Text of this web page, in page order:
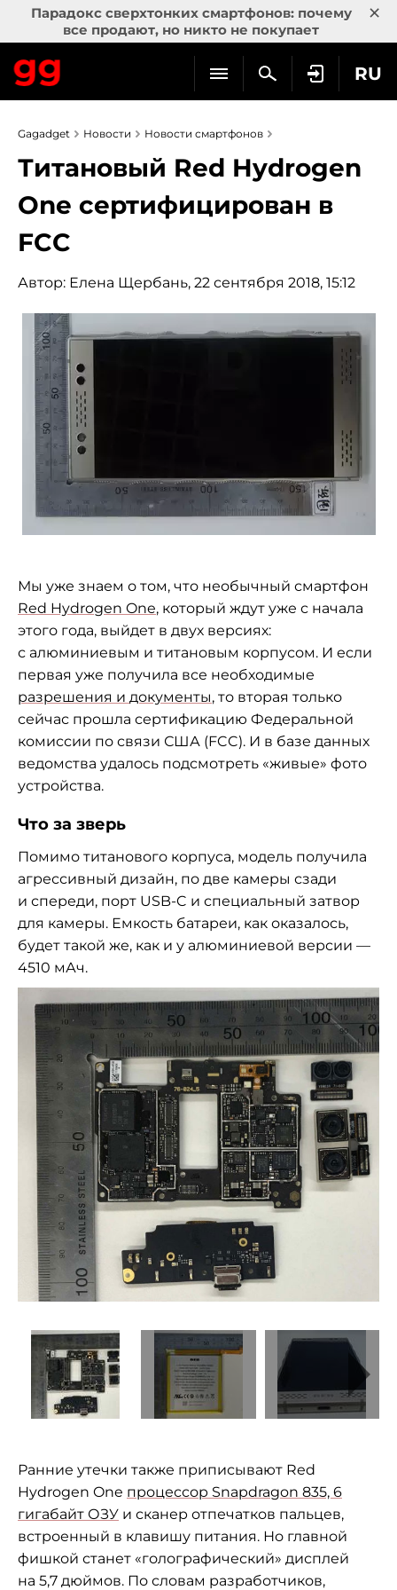
Парадокс сверхтонких смартфонов: почему
все продают, но никто не покупает
×
RU
Gagadget Новости Новости смартфонов
Титановый Red Hydrogen
One сертифицирован в
FCC
Автор: Елена Щербань, 22 сентября 2018, 15:12
Мы уже знаем о том, что необычный смартфон
Red Hydrogen One, который ждут уже с начала
этого года, выйдет в двух версиях:
с алюминиевым и титановым корпусом. И если
первая уже получила все необходимые
разрешения и документы, то вторая только
сейчас прошла сертификацию Федеральной
комиссии по связи США (FCC). И в базе данных
ведомства удалось подсмотреть «живые» фото
устройства.
Что за зверь
Помимо титанового корпуса, модель получила
агрессивный дизайн, по две камеры сзади
и спереди, порт USB-C и специальный затвор
для камеры. Емкость батареи, как оказалось,
будет такой же, как и у алюминиевой версии —
4510 мАч.
Ранние утечки также приписывают Red
Hydrogen One процессор Snapdragon 835, 6
гигабайт ОЗУ и сканер отпечатков пальцев,
встроенный в клавишу питания. Но главной
фишкой станет «голографический» дисплей
на 5,7 дюймов. По словам разработчиков,